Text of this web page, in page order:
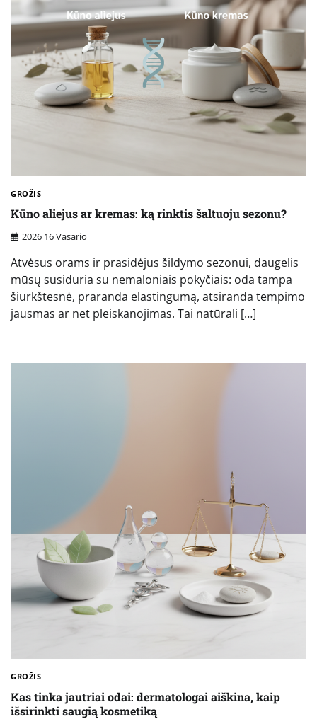
GROŽIS
Kūno aliejus ar kremas: ką rinktis šaltuoju sezonu?
2026 16 Vasario
Atvėsus orams ir prasidėjus šildymo sezonui, daugelis
mūsų susiduria su nemaloniais pokyčiais: oda tampa
šiurkštesnė, praranda elastingumą, atsiranda tempimo
jausmas ar net pleiskanojimas. Tai natūrali […]
GROŽIS
Kas tinka jautriai odai: dermatologai aiškina, kaip
išsirinkti saugią kosmetiką